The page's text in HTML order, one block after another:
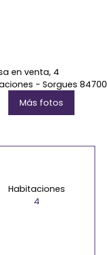
Más fotos
Habitaciones
4